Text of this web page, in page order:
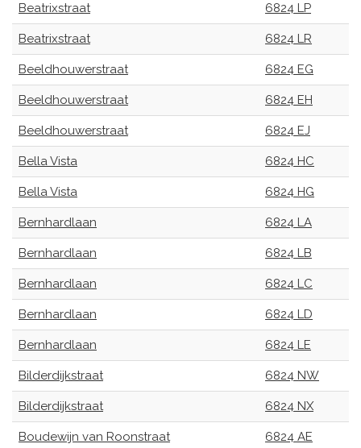
Beatrixstraat 6824 LP
Beatrixstraat 6824 LR
Beeldhouwerstraat 6824 EG
Beeldhouwerstraat 6824 EH
Beeldhouwerstraat 6824 EJ
Bella Vista 6824 HC
Bella Vista 6824 HG
Bernhardlaan 6824 LA
Bernhardlaan 6824 LB
Bernhardlaan 6824 LC
Bernhardlaan 6824 LD
Bernhardlaan 6824 LE
Bilderdijkstraat 6824 NW
Bilderdijkstraat 6824 NX
Boudewijn van Roonstraat 6824 AE